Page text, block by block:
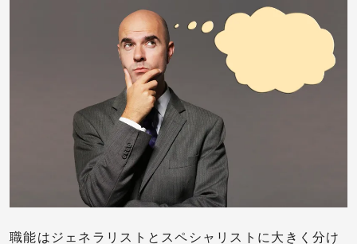
職能はジェネラリストとスペシャリストに大きく分け